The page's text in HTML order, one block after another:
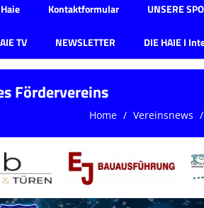
Kontaktformular UNSERE
TV NEWSLETTER DIE HAIE I
Fördervereins
Home Vereinsnews